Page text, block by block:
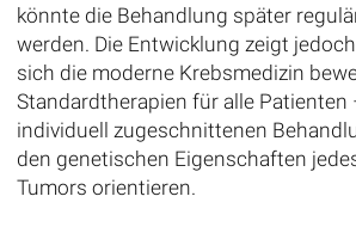
könnte die Behandlung später
werden. Die Entwicklung zeigt
sich die moderne Krebsmedizin
Standardtherapien für alle Patienten
individuell zugeschnittenen
den genetischen Eigenschaften
Tumors orientieren.